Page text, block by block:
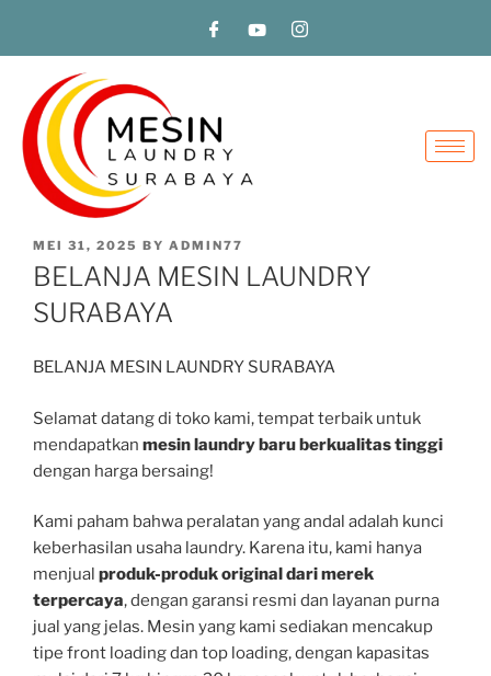
MEI 31, 2025 BY ADMIN77
BELANJA MESIN LAUNDRY
SURABAYA
BELANJA MESIN LAUNDRY SURABAYA
Selamat datang di toko kami, tempat terbaik untuk
mendapatkan mesin laundry baru berkualitas tinggi
dengan harga bersaing!
Kami paham bahwa peralatan yang andal adalah kunci
keberhasilan usaha laundry. Karena itu, kami hanya
menjual produk-produk original dari merek
terpercaya, dengan garansi resmi dan layanan purna
jual yang jelas. Mesin yang kami sediakan mencakup
tipe front loading dan top loading, dengan kapasitas